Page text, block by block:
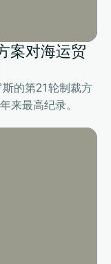
案对海运贸
的第21轮制裁方
来最高纪录。